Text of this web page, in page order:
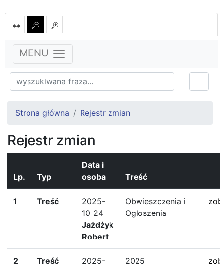
MENU
Strona główna Rejestr zmian
Rejestr zmian
Lp. Typ
Data i
osoba
Treść
1 Treść
2025-
10-24
Jażdżyk
Robert
Obwieszczenia i
Ogłoszenia
2 Treść
2025-
2025